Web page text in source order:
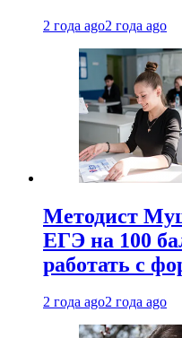
2 года ago2 года ago
Методист
ЕГЭ на 100
работать с
2 года ago2 года ago